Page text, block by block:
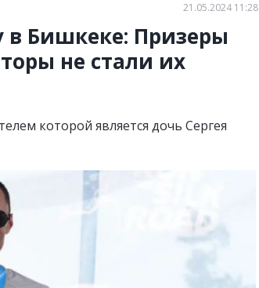
21.05.2024 11:28
в Бишкеке: Призеры
не стали их
которой является дочь Сергея